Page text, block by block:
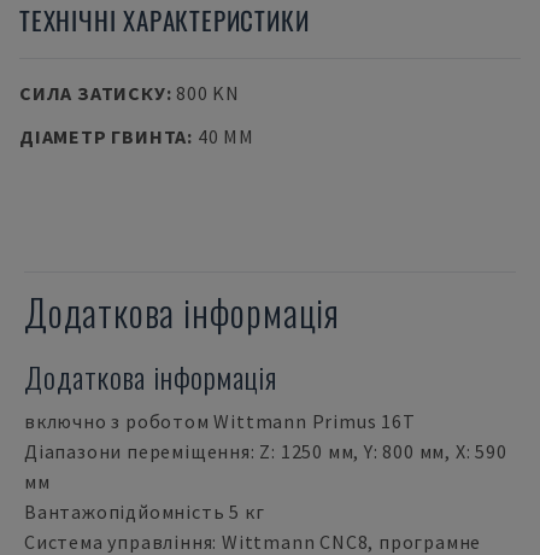
ТЕХНІЧНІ ХАРАКТЕРИСТИКИ
СИЛА ЗАТИСКУ: 800 KN
ДІАМЕТР ГВИНТА: 40 MM
Додаткова інформація
Додаткова інформація
включно з роботом Wittmann Primus 16T
Діапазони переміщення: Z: 1250 мм, Y: 800 мм, X: 590
мм
Вантажопідйомність 5 кг
Система управління: Wittmann CNC8, програмне